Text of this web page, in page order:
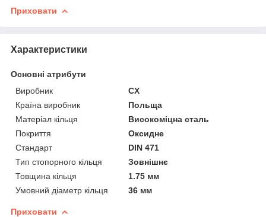
Приховати
Характеристики
Основні атрибути
Виробник
CX
Країна виробник
Польща
Матеріал кільця
Високоміцна сталь
Покриття
Оксидне
Стандарт
DIN 471
Тип стопорного кільця
Зовнішнє
Товщина кільця
1.75 мм
Умовний діаметр кільця
36 мм
Приховати